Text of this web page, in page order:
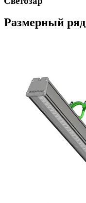
Размерный ряд